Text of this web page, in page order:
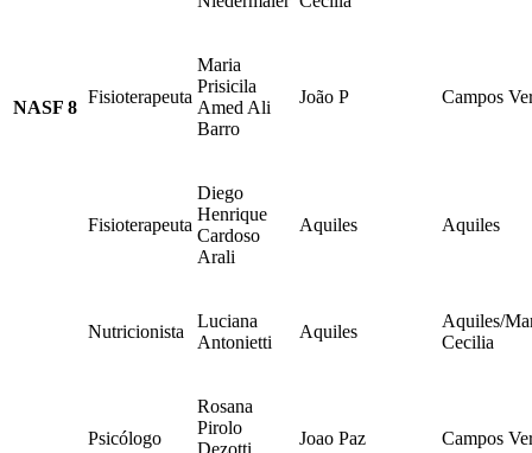
NASF 8
Fisioterapeuta
Maria
Prisicila
Amed Ali
Barro
João P Campos
Fisioterapeuta
Diego
Henrique
Cardoso
Arali
Aquiles Aquiles
Nutricionista
Luciana
Antonietti
Aquiles
Aquiles/
Cecilia
Psicólogo
Rosana
Pirolo
Dezotti
Joao Paz Campos